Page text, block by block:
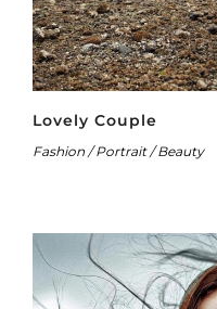
Lovely Couple
Fashion / Portrait / Beauty